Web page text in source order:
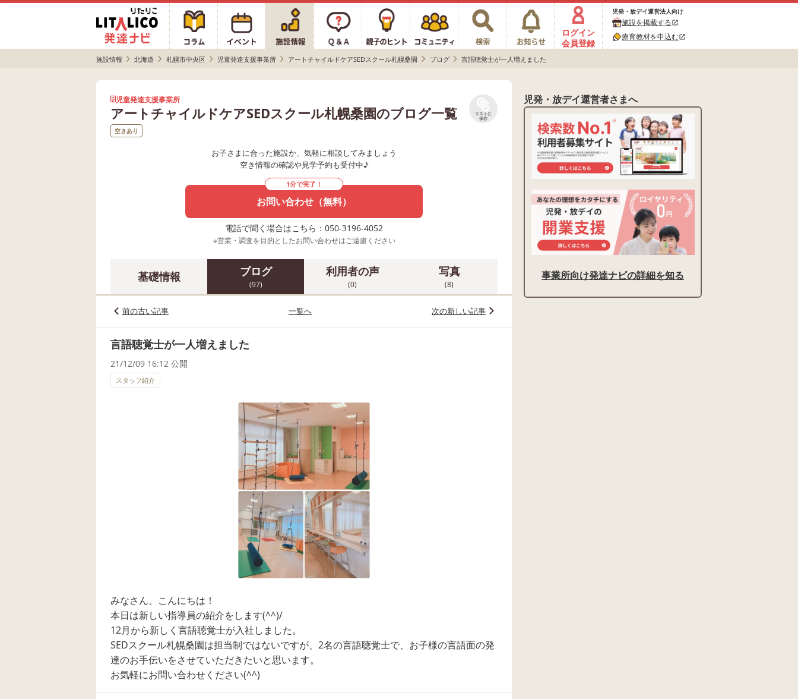
ログイン
会員登録
児発・放デイ運営法人向け
施設を掲載するopen_in_new
療育教材を申込むopen_in_new
施設情報 北海道 札幌市中央区 児童発達支援事業所 アートチャイルドケアSEDスクール札幌桑園 ブログ 言語聴覚士が一人増えました
児童発達支援事業所
アートチャイルドケアSEDスクール札幌桑園のブログ一覧
リストに
保存
空きあり
お子さまに合った施設か、気軽に相談してみましょう
空き情報の確認や見学予約も受付中♪
1分で完了！
お問い合わせ（無料）
電話で聞く場合はこちら：050-3196-4052
※営業・調査を目的としたお問い合わせはご遠慮ください
基礎情報 ブログ
(97)
利用者の声
(0)
写真
(8)
前の古い記事 一覧へ 次の新しい記事
言語聴覚士が一人増えました
21/12/09 16:12 公開
スタッフ紹介
みなさん、こんにちは！
本日は新しい指導員の紹介をします(^^)/
12月から新しく言語聴覚士が入社しました。
SEDスクール札幌桑園は担当制ではないですが、2名の言語聴覚士で、お子様の言語面の発
達のお手伝いをさせていただきたいと思います。
お気軽にお問い合わせください(^^)
児発・放デイ運営者さまへ
事業所向け発達ナビの詳細を知る